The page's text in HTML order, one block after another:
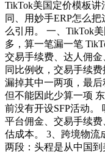
TikTok美国定价模板
同、用妙手ERP怎么
么引用。 一、TikTok
多，算一笔漏一笔
交易手续费、达人佣
同比例收，交易手续
漏掉其中一两项，最后
但不能因此少算一项
前没有开设SFP活动。
平台佣金、交易手续
估成本。 3、跨境物流
两段：头程是从中国